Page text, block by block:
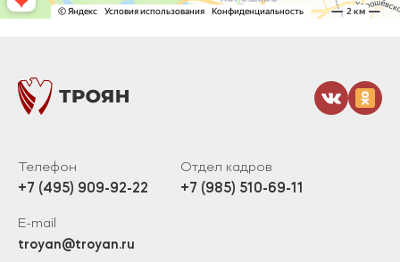
Телефон
+7 (495) 909-92-22
Отдел кадров
+7 (985) 510-69-11
E-mail
troyan@troyan.ru